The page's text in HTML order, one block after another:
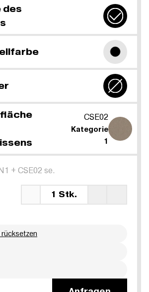
des
CSE02
Kategorie
1
+ CSE02 se.
1 Stk.